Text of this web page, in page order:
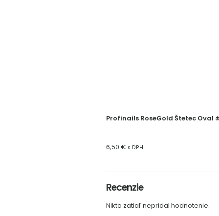
Profinails RoseGold Štetec Oval
6,50 € s DPH
Recenzie
Nikto zatiaľ nepridal hodnotenie.